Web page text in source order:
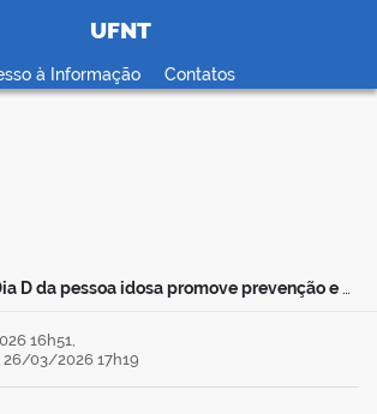
UFNT
à Informação Contatos
Dia D da pessoa idosa promove prevenção e cuidado integral em ação da UNIIAL/UFNT
16h51,
03/2026 17h19